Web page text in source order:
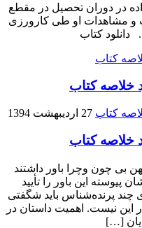
در دوران تحصیل در مقطع
مشاهدات او طی کارورزی
دانلود کتاب
خلاصه کتاب
27 اردیبهشت 1394
خلاصه کتاب
بی چون وچرا باور داشتند
این باور را تأیید
چند پرنده‌شناس باید شگفتى
این نیست. اهمیت داستان در
[…]